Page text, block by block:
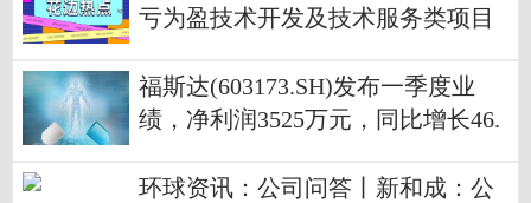
亏为盈技术开发及技术服务类项目
福斯达(603173.SH)发布一季度业
绩，净利润3525万元，同比增长46.
环球资讯：公司问答丨新和成：公